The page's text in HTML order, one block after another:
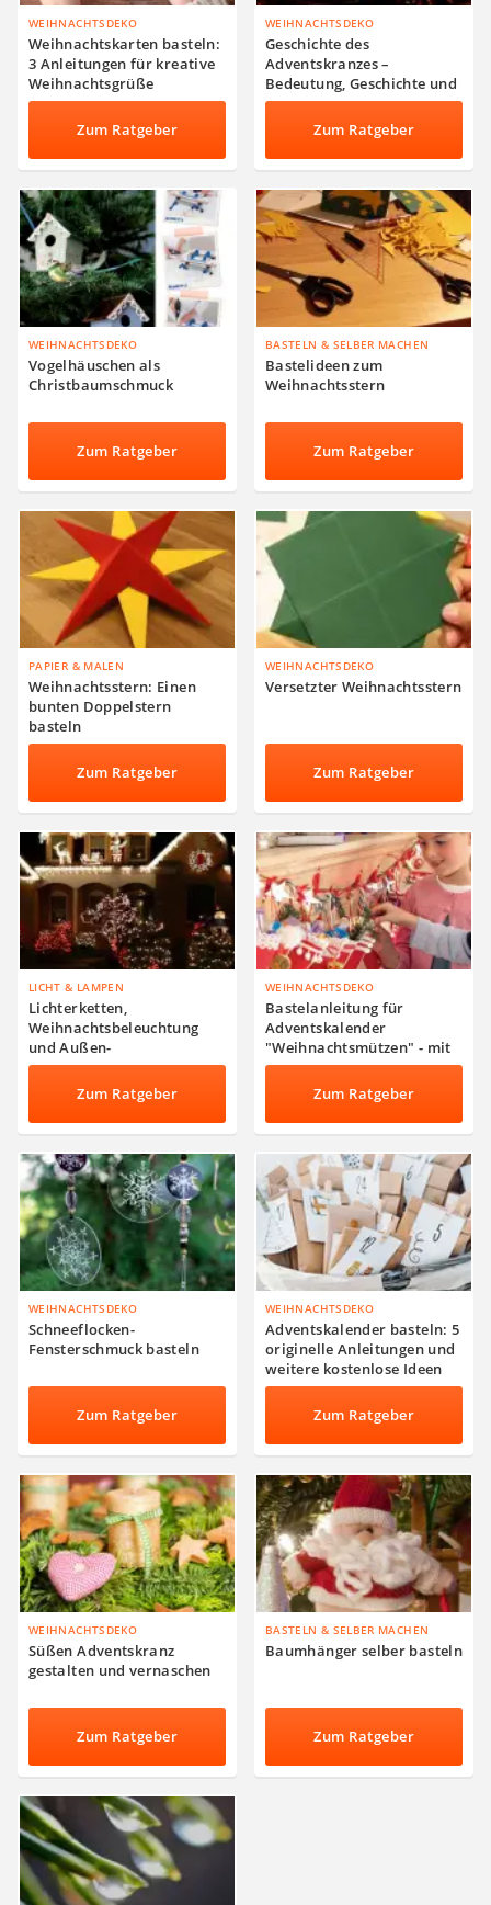
WEIHNACHTSDEKO
Weihnachtskarten basteln:
3 Anleitungen für kreative
Weihnachtsgrüße
Zum Ratgeber
WEIHNACHTSDEKO
Geschichte des
Adventskranzes –
Bedeutung, Geschichte und
Tradition der
Adventskränze
Zum Ratgeber
WEIHNACHTSDEKO
Vogelhäuschen als
Christbaumschmuck
Zum Ratgeber
BASTELN & SELBER MACHEN
Bastelideen zum
Weihnachtsstern
Zum Ratgeber
PAPIER & MALEN
Weihnachtsstern: Einen
bunten Doppelstern
basteln
Zum Ratgeber
WEIHNACHTSDEKO
Versetzter Weihnachtsstern
Zum Ratgeber
LICHT & LAMPEN
Lichterketten,
Weihnachtsbeleuchtung
und Außen-
Weihnachtsdekoration
Zum Ratgeber
WEIHNACHTSDEKO
Bastelanleitung für
Adventskalender
"Weihnachtsmützen" - mit
Tüten aus Tonpapier
Zum Ratgeber
WEIHNACHTSDEKO
Schneeflocken-
Fensterschmuck basteln
Zum Ratgeber
WEIHNACHTSDEKO
Adventskalender basteln: 5
originelle Anleitungen und
weitere kostenlose Ideen
Zum Ratgeber
WEIHNACHTSDEKO
Süßen Adventskranz
gestalten und vernaschen
Zum Ratgeber
BASTELN & SELBER MACHEN
Baumhänger selber basteln
Zum Ratgeber